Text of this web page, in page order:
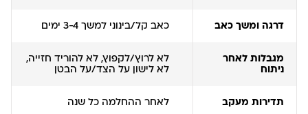
דרגה ומשך כאב כאב קל/בינוני למשך 3-4 ימים
מגבלות לאחר
ניתוח
לא לרוץ/לקפוץ, לא להוריד חזייה,
לא לישון על הצד/על הבטן
תדירות מעקב לאחר ההחלמה כל שנה